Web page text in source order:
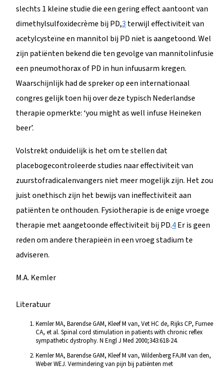
slechts 1 kleine studie die een gering effect aantoont van
dimethylsulfoxidecrème bij PD,3 terwijl effectiviteit van
acetylcysteïne en mannitol bij PD niet is aangetoond. Wel
zijn patiënten bekend die ten gevolge van mannitolinfusie
een pneumothorax of PD in hun infuusarm kregen.
Waarschijnlijk had de spreker op een internationaal
congres gelijk toen hij over deze typisch Nederlandse
therapie opmerkte: ‘you might as well infuse Heineken
beer’.
Volstrekt onduidelijk is het om te stellen dat
placebogecontroleerde studies naar effectiviteit van
zuurstofradicalenvangers niet meer mogelijk zijn. Het zou
juist onethisch zijn het bewijs van ineffectiviteit aan
patiënten te onthouden. Fysiotherapie is de enige vroege
therapie met aangetoonde effectiviteit bij PD.4Er is geen
reden om andere therapieën in een vroeg stadium te
adviseren.
M.A. Kemler
Literatuur
Kemler MA, Barendse GAM, Kleef M van, Vet HC de, Rijks CP, Furnee
CA, et al. Spinal cord stimulation in patients with chronic reflex
sympathetic dystrophy. N Engl J Med 2000;343:618-24.
Kemler MA, Barendse GAM, Kleef M van, Wildenberg FAJM van den,
Weber WEJ. Vermindering van pijn bij patiënten met